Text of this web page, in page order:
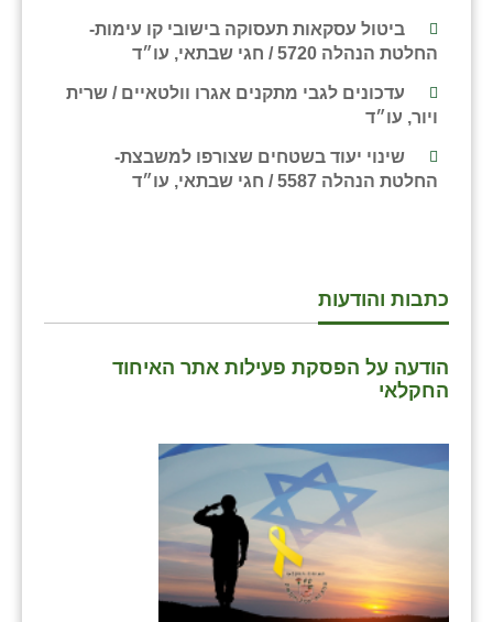
ביטול עסקאות תעסוקה בישובי קו עימות-
החלטת הנהלה 5720 / חגי שבתאי, עו״ד
עדכונים לגבי מתקנים אגרו וולטאיים / שרית
ויור, עו״ד
שינוי יעוד בשטחים שצורפו למשבצת-
החלטת הנהלה 5587 / חגי שבתאי, עו״ד
כתבות והודעות
הודעה על הפסקת פעילות אתר האיחוד
החקלאי
עמרים
קלחים
רמת הדר
שדה ורבורג
שדמה
בוסתן הגליל